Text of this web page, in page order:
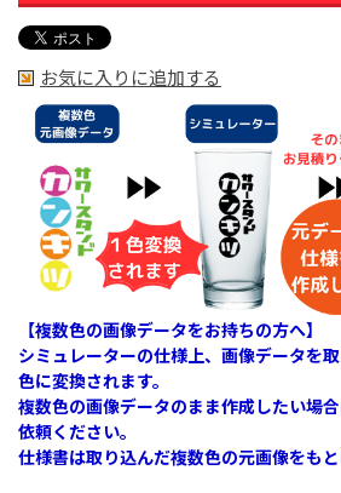
お気に入りに追加する
【複数色の画像データをお持ちの方へ】
シミュレーターの仕様上、画像データを
色に変換されます。
複数色の画像データのまま作成したい場
依頼ください。
仕様書は取り込んだ複数色の元画像をもと